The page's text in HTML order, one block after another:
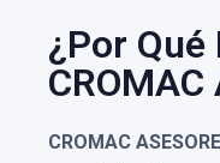
¿Por Qué
CROMAC
CROMAC